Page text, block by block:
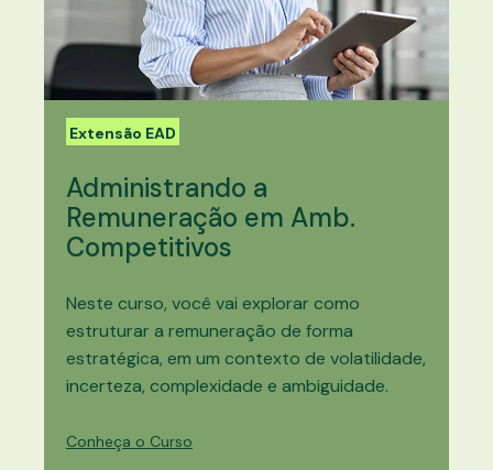
Extensão EAD
Administrando a
Remuneração em Amb.
Competitivos
Neste curso, você vai explorar como
estruturar a remuneração de forma
estratégica, em um contexto de volatilidade,
incerteza, complexidade e ambiguidade.
Conheça o Curso